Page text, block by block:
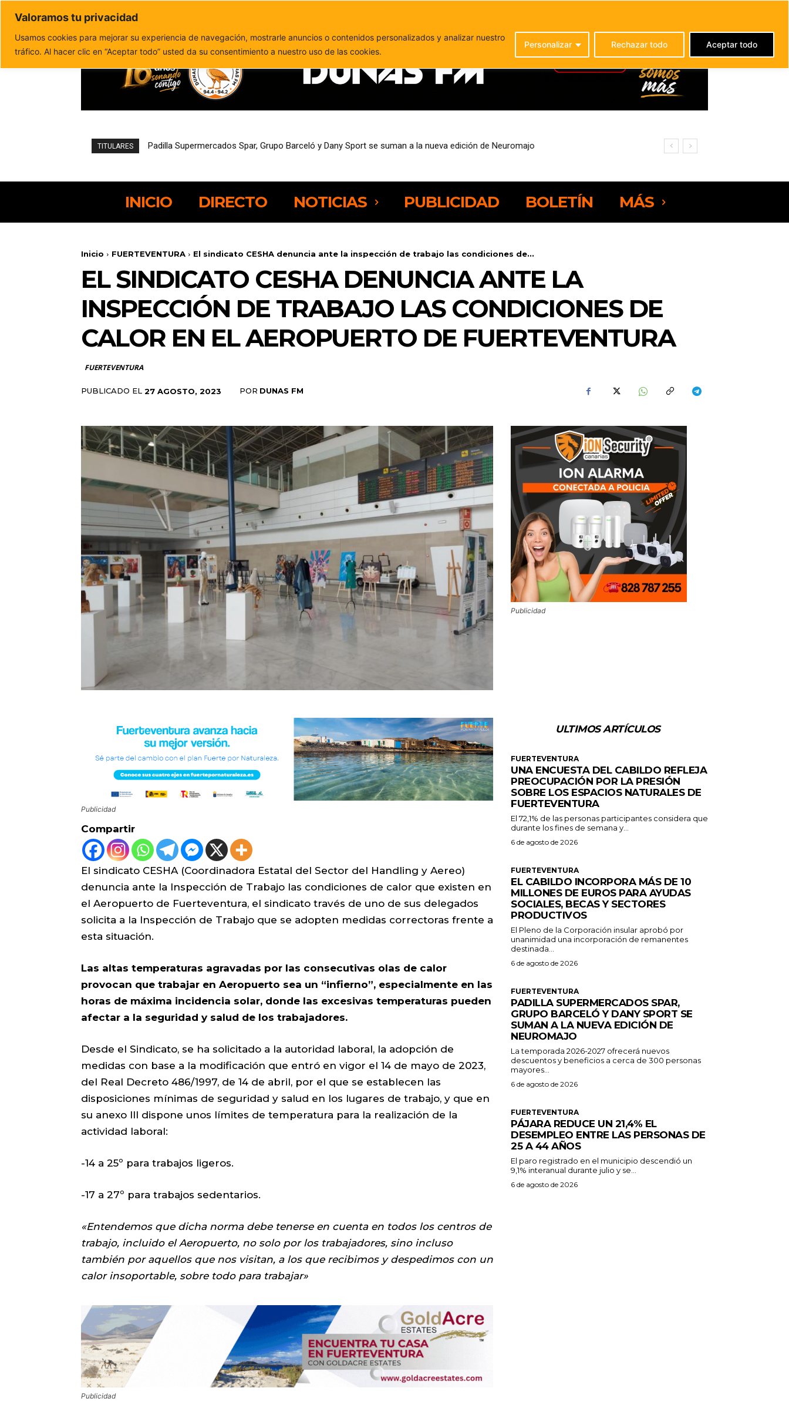
Valoramos tu privacidad
Usamos cookies para mejorar su experiencia de navegación, mostrarle anuncios o contenidos personalizados y analizar nuestro
tráfico. Al hacer clic en “Aceptar todo” usted da su consentimiento a nuestro uso de las cookies.
Personalizar Rechazar todo Aceptar todo
Política de privacidad
TITULARES Pájara reduce un 21,4% el desempleo entre las personas de 25 a 44 años
INICIO DIRECTO NOTICIAS PUBLICIDAD BOLETÍN MÁS
Inicio FUERTEVENTURA El sindicato CESHA denuncia ante la inspección de trabajo las condiciones de...
EL SINDICATO CESHA DENUNCIA ANTE LA
INSPECCIÓN DE TRABAJO LAS CONDICIONES DE
CALOR EN EL AEROPUERTO DE FUERTEVENTURA
FUERTEVENTURA
PUBLICADO EL 27 AGOSTO, 2023 POR DUNAS FM
Publicidad
Publicidad
Compartir
El sindicato CESHA (Coordinadora Estatal del Sector del Handling y Aereo)
denuncia ante la Inspección de Trabajo las condiciones de calor que existen en
el Aeropuerto de Fuerteventura, el sindicato través de uno de sus delegados
solicita a la Inspección de Trabajo que se adopten medidas correctoras frente a
esta situación.
Las altas temperaturas agravadas por las consecutivas olas de calor
provocan que trabajar en Aeropuerto sea un “infierno”, especialmente en las
horas de máxima incidencia solar, donde las excesivas temperaturas pueden
afectar a la seguridad y salud de los trabajadores.
Desde el Sindicato, se ha solicitado a la autoridad laboral, la adopción de
medidas con base a la modificación que entró en vigor el 14 de mayo de 2023,
del Real Decreto 486/1997, de 14 de abril, por el que se establecen las
disposiciones mínimas de seguridad y salud en los lugares de trabajo, y que en
su anexo III dispone unos límites de temperatura para la realización de la
actividad laboral:
-14 a 25º para trabajos ligeros.
-17 a 27º para trabajos sedentarios.
«Entendemos que dicha norma debe tenerse en cuenta en todos los centros de
trabajo, incluido el Aeropuerto, no solo por los trabajadores, sino incluso
también por aquellos que nos visitan, a los que recibimos y despedimos con un
calor insoportable, sobre todo para trabajar»
Publicidad
ULTIMOS ARTÍCULOS
FUERTEVENTURA
UNA ENCUESTA DEL CABILDO REFLEJA
PREOCUPACIÓN POR LA PRESIÓN
SOBRE LOS ESPACIOS NATURALES DE
FUERTEVENTURA
El 72,1% de las personas participantes considera que
durante los fines de semana y...
6 de agosto de 2026
FUERTEVENTURA
EL CABILDO INCORPORA MÁS DE 10
MILLONES DE EUROS PARA AYUDAS
SOCIALES, BECAS Y SECTORES
PRODUCTIVOS
El Pleno de la Corporación insular aprobó por
unanimidad una incorporación de remanentes
destinada...
6 de agosto de 2026
FUERTEVENTURA
PADILLA SUPERMERCADOS SPAR,
GRUPO BARCELÓ Y DANY SPORT SE
SUMAN A LA NUEVA EDICIÓN DE
NEUROMAJO
La temporada 2026-2027 ofrecerá nuevos
descuentos y beneficios a cerca de 300 personas
mayores...
6 de agosto de 2026
FUERTEVENTURA
PÁJARA REDUCE UN 21,4% EL
DESEMPLEO ENTRE LAS PERSONAS DE
25 A 44 AÑOS
El paro registrado en el municipio descendió un
9,1% interanual durante julio y se...
6 de agosto de 2026